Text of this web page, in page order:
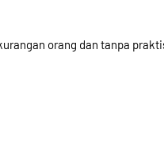
orang dan tanpa